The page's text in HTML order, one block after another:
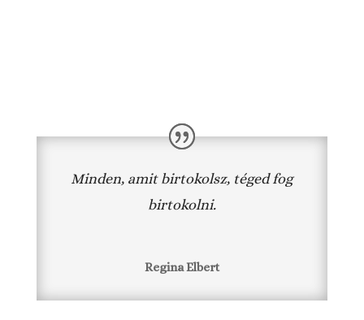
Minden, amit birtokolsz, téged fog
birtokolni.
Regina Elbert